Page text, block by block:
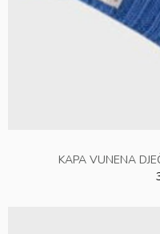
KAPA VUNENA